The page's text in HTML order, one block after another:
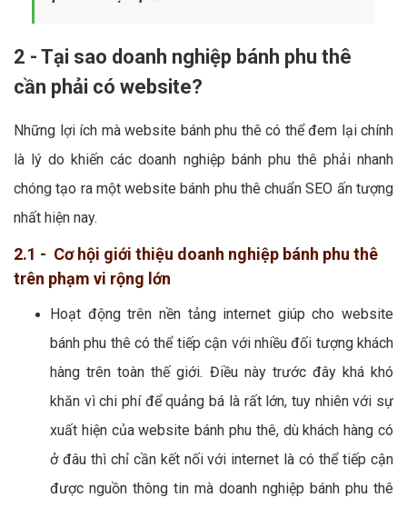
2 - Tại sao doanh nghiệp bánh phu thê
cần phải có website?
Những lợi ích mà website bánh phu thê có thể đem lại chính
là lý do khiến các doanh nghiệp bánh phu thê phải nhanh
chóng tạo ra một website bánh phu thê chuẩn SEO ấn tượng
nhất hiện nay.
2.1 - Cơ hội giới thiệu doanh nghiệp bánh phu thê
trên phạm vi rộng lớn
Hoạt động trên nền tảng internet giúp cho website
bánh phu thê có thể tiếp cận với nhiều đối tượng khách
hàng trên toàn thế giới. Điều này trước đây khá khó
khăn vì chi phí để quảng bá là rất lớn, tuy nhiên với sự
xuất hiện của website bánh phu thê, dù khách hàng có
ở đâu thì chỉ cần kết nối với internet là có thể tiếp cận
được nguồn thông tin mà doanh nghiệp bánh phu thê